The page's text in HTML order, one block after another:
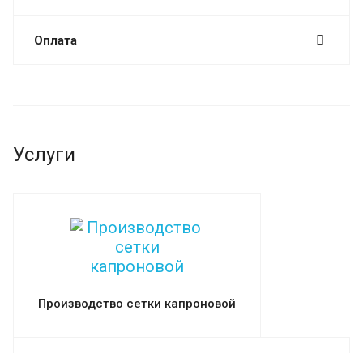
Оплата
Услуги
Производство сетки капроновой